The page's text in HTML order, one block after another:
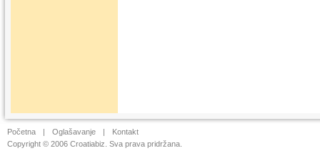
Početna | Oglašavanje |
Kontakt
Copyright © 2006 Croatiabiz. Sva prava pridržana.